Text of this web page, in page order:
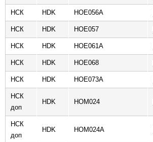
НСК HDK HOE056A
НСК HDK HOE057
НСК HDK HOE061A
НСК HDK HOE068
НСК HDK HOE073A
НСК
доп
HDK HOM024
НСК
доп
HDK HOM024A